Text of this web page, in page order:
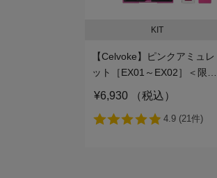
KIT
【Celvoke】ピンクアミュレ
ット［EX01～EX02］＜限定
¥6,930 （税込）